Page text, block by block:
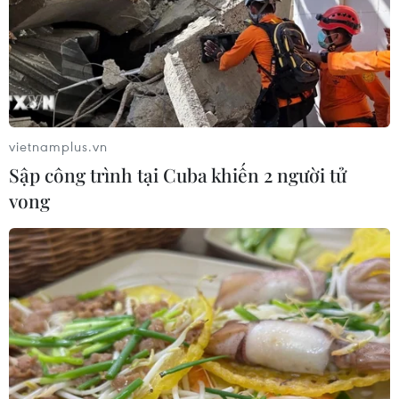
06/08/2026 06:28
Quảng Trị: Mùa mưa lũ cận kề,
thường trực nỗi lo bờ sông 'nuốt' đất
06/08/2026 05:14
chuyến bay tới Nội Bài không thể hạ
cánh
06/08/2026 04:37
Cảnh báo lũ quét, sạt lở đất ở 8 tỉnh
khu vực Bắc Bộ và Thanh Hóa
06/08/2026 03:47
vietnamplus.vn
Sập công trình tại Cuba khiến 2 người tử
vong